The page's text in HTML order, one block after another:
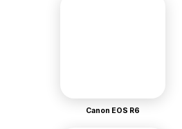
Canon EOS R6